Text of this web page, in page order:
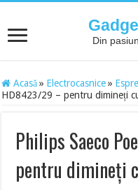
Din
Acasă » Electrocasnice »
HD8423/29 – pentru dimineți
Philips Saeco
pentru dimineți